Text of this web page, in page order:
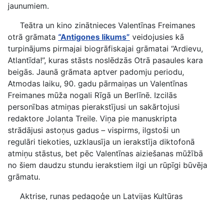
jaunumiem.
Teātra un kino zinātnieces Valentīnas Freimanes
otrā grāmata “Antigones likums” veidojusies kā
turpinājums pirmajai biogrāfiskajai grāmatai “Ardievu,
Atlantīda!”, kuras stāsts noslēdzās Otrā pasaules kara
beigās. Jaunā grāmata aptver padomju periodu,
Atmodas laiku, 90. gadu pārmaiņas un Valentīnas
Freimanes mūža nogali Rīgā un Berlīnē. Izcilās
personības atmiņas pierakstījusi un sakārtojusi
redaktore Jolanta Treile. Viņa pie manuskripta
strādājusi astoņus gadus – vispirms, ilgstoši un
regulāri tiekoties, uzklausīja un ierakstīja diktofonā
atmiņu stāstus, bet pēc Valentīnas aiziešanas mūžībā
no šiem daudzu stundu ierakstiem ilgi un rūpīgi būvēja
grāmatu.
Aktrise, runas pedagoģe un Latvijas Kultūras